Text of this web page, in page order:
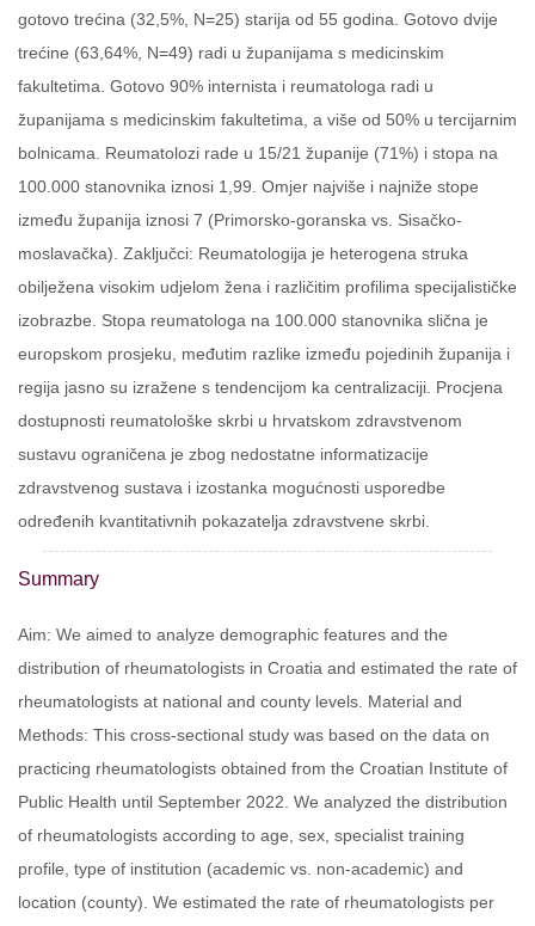
gotovo trećina (32,5%, N=25) starija od 55 godina. Gotovo dvije
trećine (63,64%, N=49) radi u županijama s medicinskim
fakultetima. Gotovo 90% internista i reumatologa radi u
županijama s medicinskim fakultetima, a više od 50% u tercijarnim
bolnicama. Reumatolozi rade u 15/21 županije (71%) i stopa na
100.000 stanovnika iznosi 1,99. Omjer najviše i najniže stope
između županija iznosi 7 (Primorsko-goranska vs. Sisačko-
moslavačka). Zaključci: Reumatologija je heterogena struka
obilježena visokim udjelom žena i različitim profilima specijalističke
izobrazbe. Stopa reumatologa na 100.000 stanovnika slična je
europskom prosjeku, međutim razlike između pojedinih županija i
regija jasno su izražene s tendencijom ka centralizaciji. Procjena
dostupnosti reumatološke skrbi u hrvatskom zdravstvenom
sustavu ograničena je zbog nedostatne informatizacije
zdravstvenog sustava i izostanka mogućnosti usporedbe
određenih kvantitativnih pokazatelja zdravstvene skrbi.
Summary
Aim: We aimed to analyze demographic features and the
distribution of rheumatologists in Croatia and estimated the rate of
rheumatologists at national and county levels. Material and
Methods: This cross-sectional study was based on the data on
practicing rheumatologists obtained from the Croatian Institute of
Public Health until September 2022. We analyzed the distribution
of rheumatologists according to age, sex, specialist training
profile, type of institution (academic vs. non-academic) and
location (county). We estimated the rate of rheumatologists per